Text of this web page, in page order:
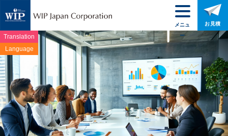
Translation
Language
メニュ
ー
お見積